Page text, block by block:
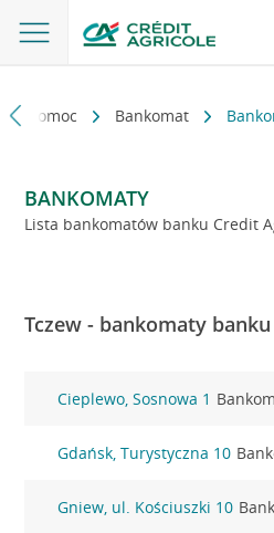
i pomoc Bankomat
BANKOMATY
Lista bankomatów banku Credit
Tczew - bankomaty
Cieplewo, Sosnowa 1
Gdańsk, Turystyczna 10
Gniew, ul. Kościuszki 10